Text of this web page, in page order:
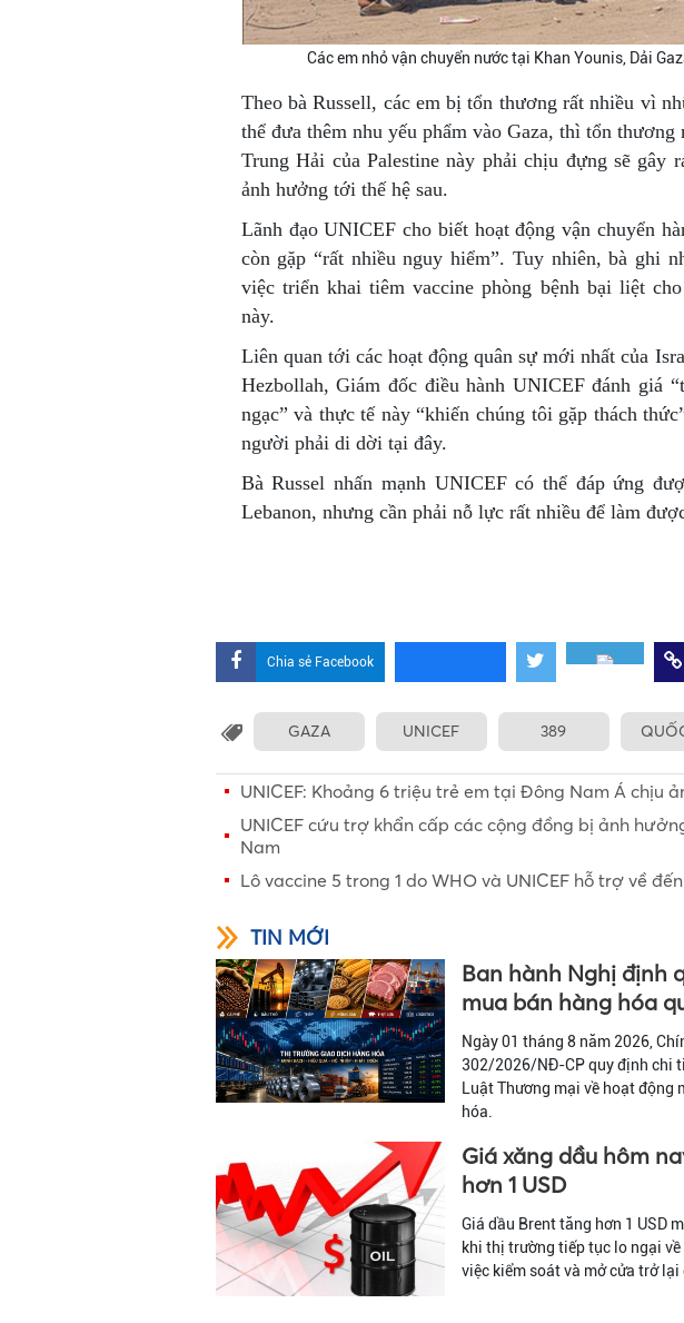
Các em nhỏ vận chuyển nước tại Khan Younis, Dải
Theo bà Russell, các em bị tổn thương rất nhiều vì
thể đưa thêm nhu yếu phẩm vào Gaza, thì tổn
Trung Hải của Palestine này phải chịu đựng sẽ
ảnh hưởng tới thế hệ sau.
Lãnh đạo UNICEF cho biết hoạt động vận chuyển
còn gặp “rất nhiều nguy hiểm”. Tuy nhiên, bà ghi
việc triển khai tiêm vaccine phòng bệnh bại liệt
này.
Liên quan tới các hoạt động quân sự mới nhất của
Hezbollah, Giám đốc điều hành UNICEF đánh giá
ngạc” và thực tế này “khiến chúng tôi gặp thách
người phải di dời tại đây.
Bà Russel nhấn mạnh UNICEF có thể đáp ứng
Lebanon, nhưng cần phải nỗ lực rất nhiều để làm
Chia sẻ Facebook
GAZA UNICEF 389
UNICEF: Khoảng 6 triệu trẻ em tại Đông Nam Á chịu
UNICEF cứu trợ khẩn cấp các cộng đồng bị ảnh
Nam
Lô vaccine 5 trong 1 do WHO và UNICEF hỗ trợ về
TIN MỚI
Ban hành Nghị định
mua bán hàng hóa
Ngày 01 tháng 8 năm 2026,
302/2026/NĐ-CP quy định chi
Luật Thương mại về hoạt động
hóa.
Giá xăng dầu hôm
hơn 1 USD
Giá dầu Brent tăng hơn 1 USD
khi thị trường tiếp tục lo ngại
việc kiểm soát và mở cửa trở lại